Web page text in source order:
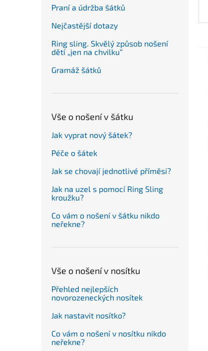
Praní a údržba šátků
Nejčastější dotazy
Ring sling. Skvělý způsob nošení
dětí „jen na chvilku“
Gramáž šátků
Vše o nošení v šátku
Jak vyprat nový šátek?
Péče o šátek
Jak se chovají jednotlivé příměsi?
Jak na uzel s pomocí Ring Sling
kroužku?
Co vám o nošení v šátku nikdo
neřekne?
Vše o nošení v nosítku
Přehled nejlepších
novorozeneckých nosítek
Jak nastavit nosítko?
Co vám o nošení v nosítku nikdo
neřekne?